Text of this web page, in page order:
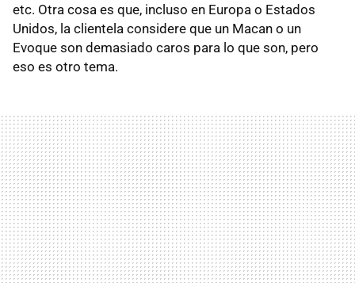
etc. Otra cosa es que, incluso en Europa o Estados
Unidos, la clientela considere que un Macan o un
Evoque son demasiado caros para lo que son, pero
eso es otro tema.